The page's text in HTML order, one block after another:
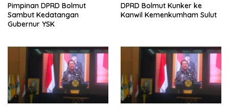
Pimpinan DPRD Bolmut
Sambut Kedatangan
Gubernur YSK
DPRD Bolmut Kunker ke
Kanwil Kemenkumham Sulut